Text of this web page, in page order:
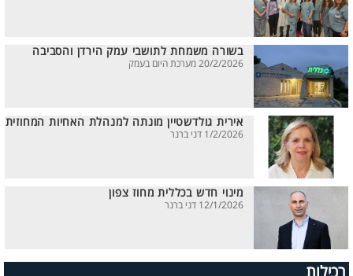
בשורה משמחת לתושבי עמק הירדן והסביבה
20/2/2026 מערכת היום בעמק
אירית גולדשטיין מונתה למנהלת האחיות המחוזית
1/2/2026 דני ברנר
מינוי חדש בכללית מחוז צפון
12/1/2026 דני ברנר